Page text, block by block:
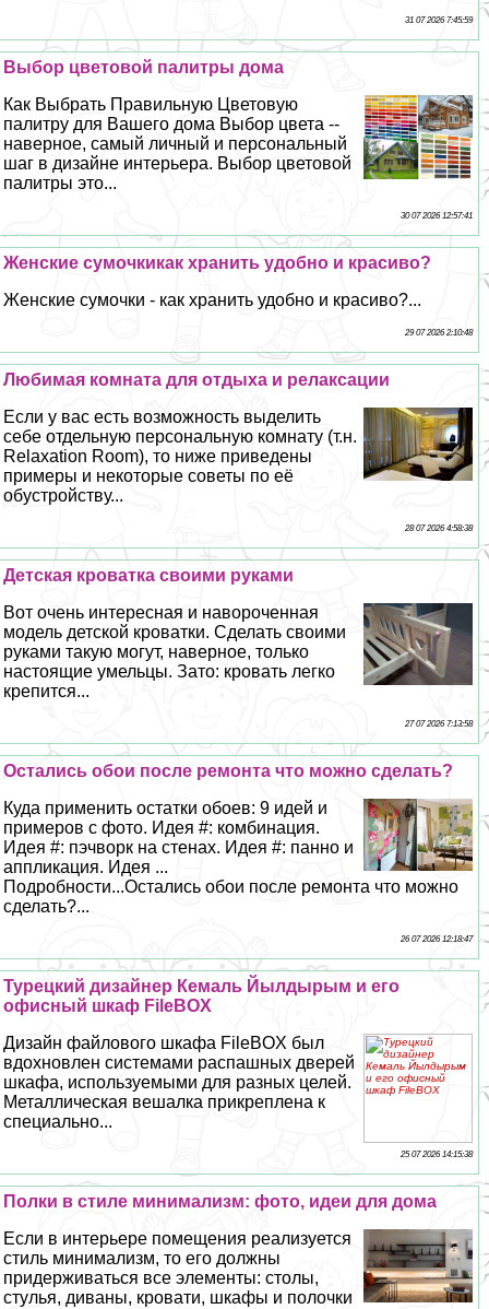
31 07 2026 7:45:59
Выбор цветовой палитры дома
Как Выбрать Правильную Цветовую
палитру для Вашего дома Выбор цвета --
наверное, самый личный и персональный
шаг в дизайне интерьера. Выбор цветовой
палитры это...
30 07 2026 12:57:41
Женские сумочкикак хранить удобно и красиво?
Женские сумочки - как хранить удобно и красиво?...
29 07 2026 2:10:48
Любимая комната для отдыха и релаксации
Если у вас есть возможность выделить
себе отдельную персональную комнату (т.н.
Relaxation Room), то ниже приведены
примеры и некоторые советы по её
обустройству...
28 07 2026 4:58:38
Детская кроватка своими руками
Вот очень интересная и навороченная
модель детской кроватки. Сделать своими
руками такую могут, наверное, только
настоящие умельцы. Зато: кровать легко
крепится...
27 07 2026 7:13:58
Остались обои после ремонта что можно сделать?
Куда применить остатки обоев: 9 идей и
примеров с фото. Идея #: комбинация.
Идея #: пэчворк на стенах. Идея #: панно и
аппликация. Идея ...
Подробности...Остались обои после ремонта что можно
сделать?...
26 07 2026 12:18:47
Турецкий дизайнер Кемаль Йылдырым и его
офисный шкаф FileBOX
Дизайн файлового шкафа FileBOX был
вдохновлен системами распашных дверей
шкафа, используемыми для разных целей.
Металлическая вешалка прикреплена к
специально...
25 07 2026 14:15:38
Полки в стиле минимализм: фото, идеи для дома
Если в интерьере помещения реализуется
стиль минимализм, то его должны
придерживаться все элементы: столы,
стулья, диваны, кровати, шкафы и полочки